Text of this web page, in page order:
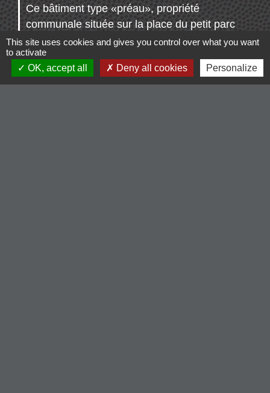
Ce bâtiment type «préau», propriété
communale située sur la place du petit parc
(à la place de l’ancien lavoir), est composé
d’un bar (avec évier), de toilettes et de
matériel à disposition (5 tables, 10 bancs,
deux réfrigérateurs et des ustensiles de
This site uses cookies and gives you control over what you want
to activate
OK, accept all
Deny all cookies Personalize